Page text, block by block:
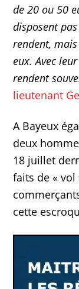
de 20 ou 50
disposent
rendent,
eux. Avec
rendent
lieutenant
A Bayeux
deux
18 juillet
faits de «
cette